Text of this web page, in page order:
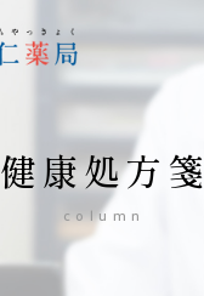
健康処方箋
column